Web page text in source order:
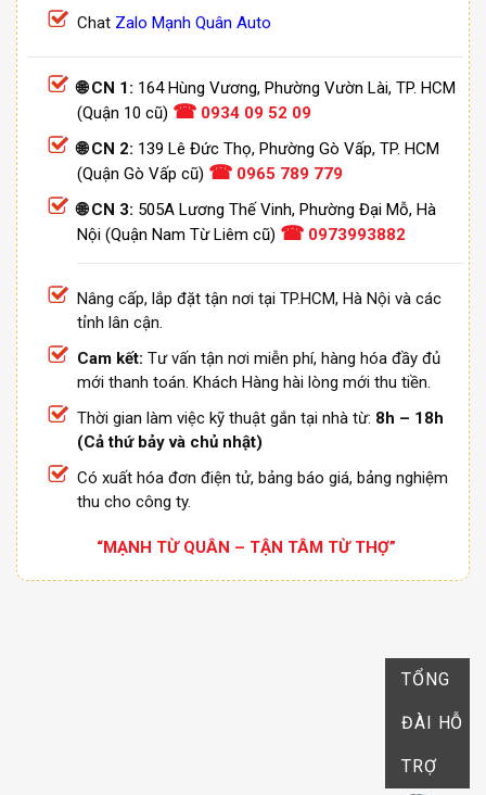
Chat Zalo Mạnh Quân Auto
🌐 CN 1: 164 Hùng Vương, Phường Vườn Lài, TP. HCM
(Quận 10 cũ) ☎ 0934 09 52 09
🌐 CN 2: 139 Lê Đức Thọ, Phường Gò Vấp, TP. HCM
(Quận Gò Vấp cũ) ☎ 0965 789 779
🌐 CN 3: 505A Lương Thế Vinh, Phường Đại Mỗ, Hà
Nội (Quận Nam Từ Liêm cũ) ☎ 0973993882
Nâng cấp, lắp đặt tận nơi tại TP.HCM, Hà Nội và các
tỉnh lân cận.
Cam kết: Tư vấn tận nơi miễn phí, hàng hóa đầy đủ
mới thanh toán. Khách Hàng hài lòng mới thu tiền.
Thời gian làm việc kỹ thuật gắn tại nhà từ: 8h – 18h
(Cả thứ bảy và chủ nhật)
Có xuất hóa đơn điện tử, bảng báo giá, bảng nghiệm
thu cho công ty.
“MẠNH TỪ QUÂN – TẬN TÂM TỪ THỢ”
TỔNG
ĐÀI HỖ
TRỢ